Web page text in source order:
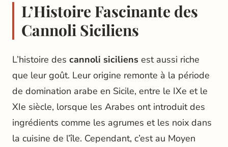
L’Histoire Fascinante des
Cannoli Siciliens
L’histoire des cannoli siciliens est aussi riche
que leur goût. Leur origine remonte à la période
de domination arabe en Sicile, entre le IXe et le
XIe siècle, lorsque les Arabes ont introduit des
ingrédients comme les agrumes et les noix dans
la cuisine de l’île. Cependant, c’est au Moyen